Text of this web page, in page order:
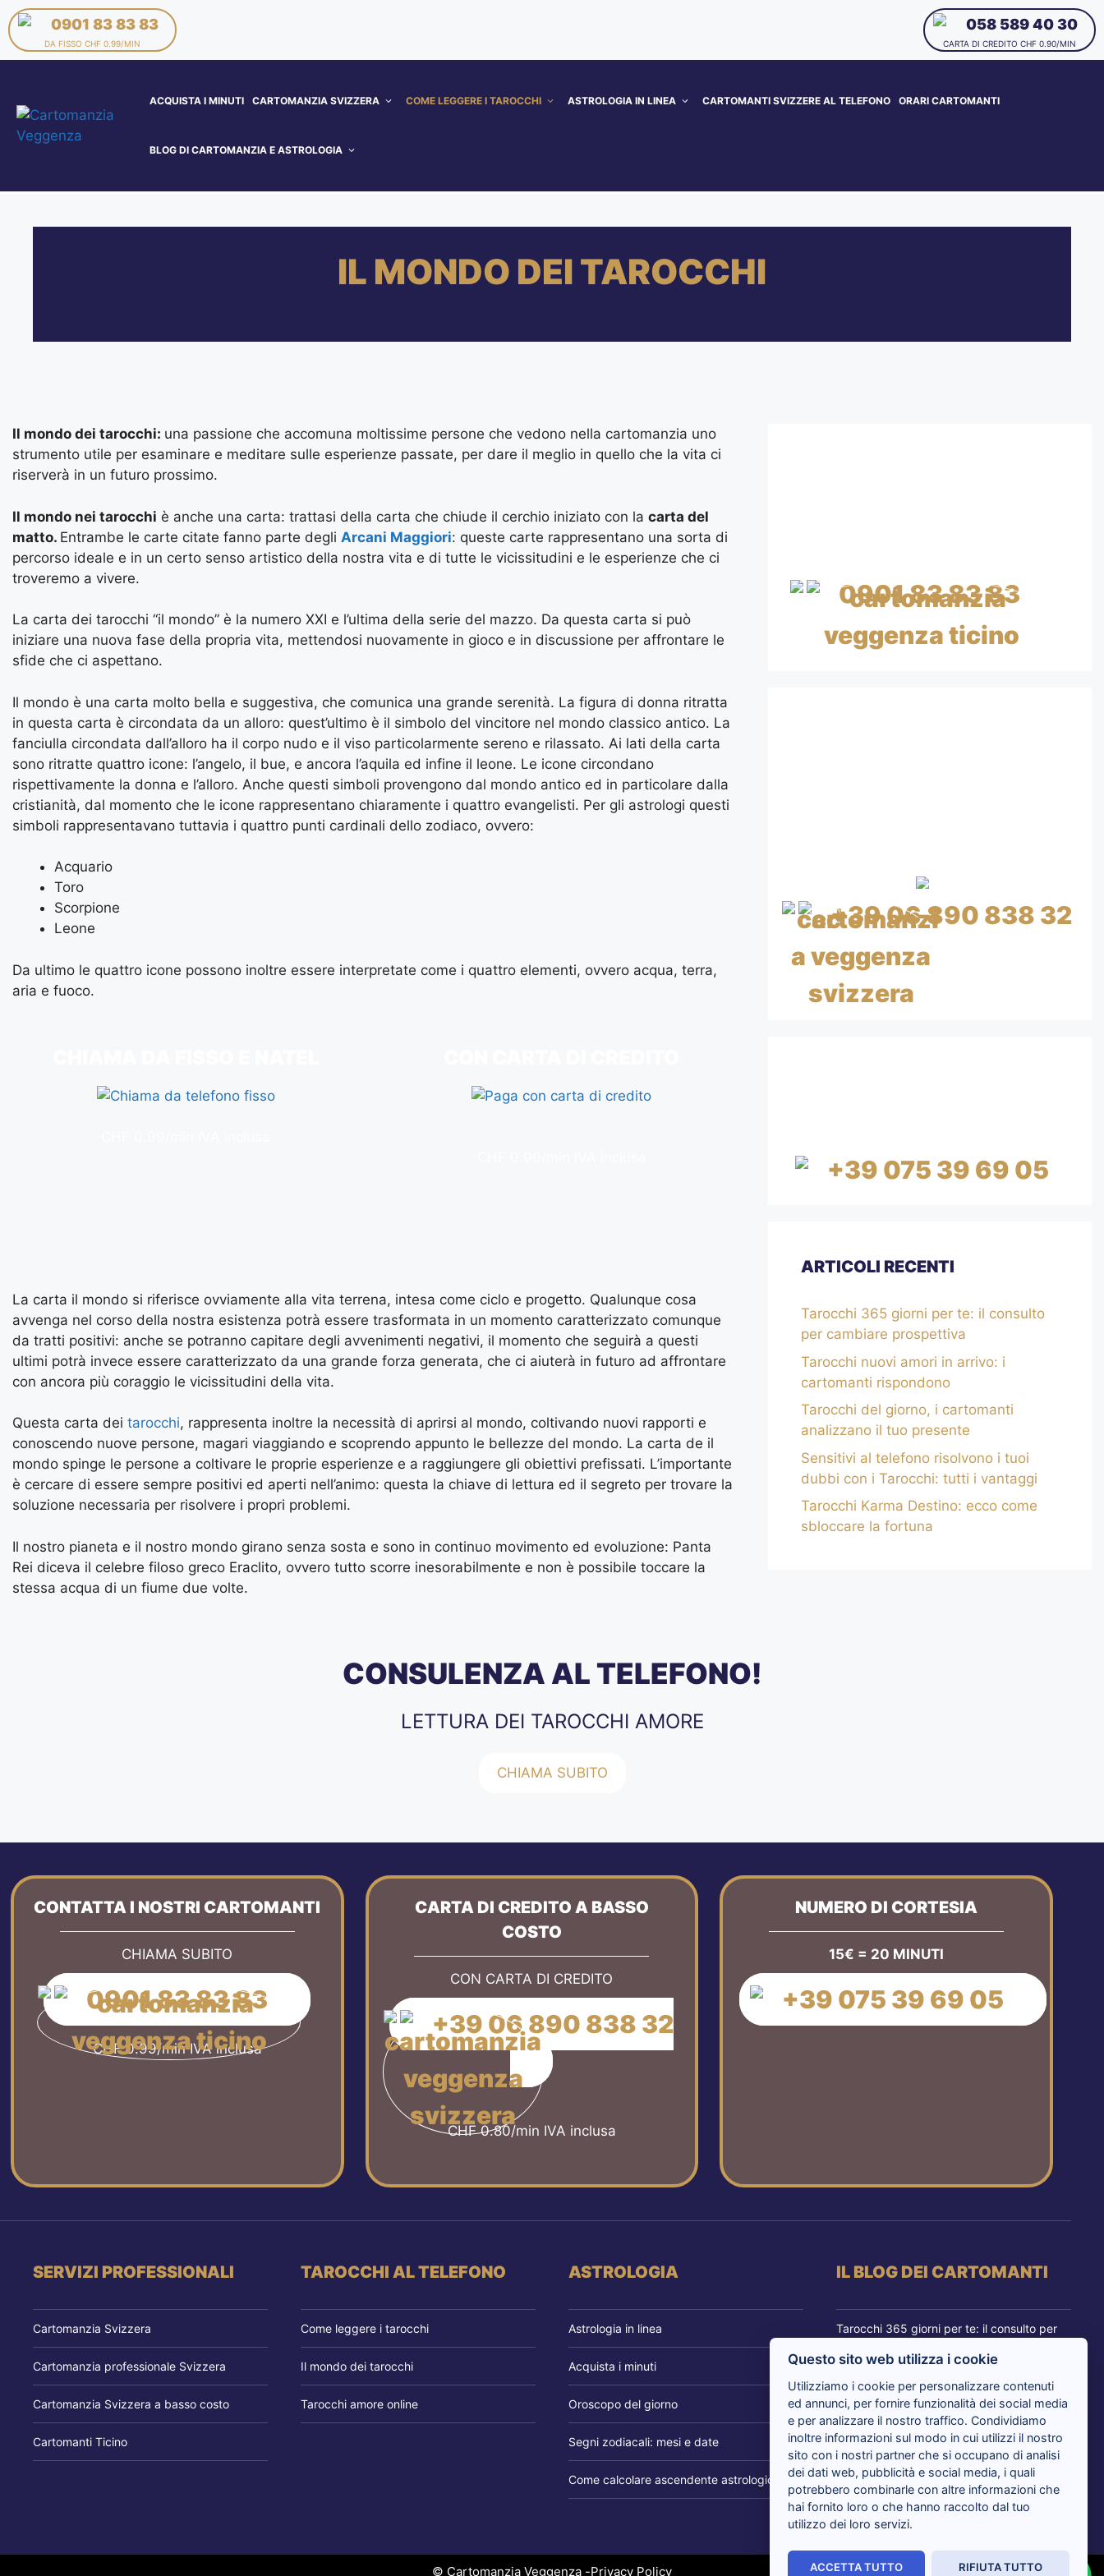
058 589 40 30
CARTA DI CREDITO CHF 0.90/MIN
0901 83 83 83
DA FISSO CHF 0.99/MIN
ACQUISTA I MINUTI CARTOMANZIA SVIZZERA COME LEGGERE I TAROCCHI ASTROLOGIA IN LINEA CARTOMANTI SVIZZERE AL TELEFONO ORARI CARTOMANTI
BLOG DI CARTOMANZIA E ASTROLOGIA
IL MONDO DEI TAROCCHI
Il mondo dei tarocchi: una passione che accomuna moltissime persone che vedono nella cartomanzia uno
strumento utile per esaminare e meditare sulle esperienze passate, per dare il meglio in quello che la vita ci
riserverà in un futuro prossimo.
Il mondo nei tarocchi è anche una carta: trattasi della carta che chiude il cerchio iniziato con la carta del
matto. Entrambe le carte citate fanno parte degli Arcani Maggiori: queste carte rappresentano una sorta di
percorso ideale e in un certo senso artistico della nostra vita e di tutte le vicissitudini e le esperienze che ci
troveremo a vivere.
La carta dei tarocchi “il mondo” è la numero XXI e l’ultima della serie del mazzo. Da questa carta si può
iniziare una nuova fase della propria vita, mettendosi nuovamente in gioco e in discussione per affrontare le
sfide che ci aspettano.
Il mondo è una carta molto bella e suggestiva, che comunica una grande serenità. La figura di donna ritratta
in questa carta è circondata da un alloro: quest’ultimo è il simbolo del vincitore nel mondo classico antico. La
fanciulla circondata dall’alloro ha il corpo nudo e il viso particolarmente sereno e rilassato. Ai lati della carta
sono ritratte quattro icone: l’angelo, il bue, e ancora l’aquila ed infine il leone. Le icone circondano
rispettivamente la donna e l’alloro. Anche questi simboli provengono dal mondo antico ed in particolare dalla
cristianità, dal momento che le icone rappresentano chiaramente i quattro evangelisti. Per gli astrologi questi
simboli rappresentavano tuttavia i quattro punti cardinali dello zodiaco, ovvero:
Acquario
Toro
Scorpione
Leone
Da ultimo le quattro icone possono inoltre essere interpretate come i quattro elementi, ovvero acqua, terra,
aria e fuoco.
La carta il mondo si riferisce ovviamente alla vita terrena, intesa come ciclo e progetto. Qualunque cosa
avvenga nel corso della nostra esistenza potrà essere trasformata in un momento caratterizzato comunque
da tratti positivi: anche se potranno capitare degli avvenimenti negativi, il momento che seguirà a questi
ultimi potrà invece essere caratterizzato da una grande forza generata, che ci aiuterà in futuro ad affrontare
con ancora più coraggio le vicissitudini della vita.
Questa carta dei tarocchi, rappresenta inoltre la necessità di aprirsi al mondo, coltivando nuovi rapporti e
conoscendo nuove persone, magari viaggiando e scoprendo appunto le bellezze del mondo. La carta de il
mondo spinge le persone a coltivare le proprie esperienze e a raggiungere gli obiettivi prefissati. L’importante
è cercare di essere sempre positivi ed aperti nell’animo: questa la chiave di lettura ed il segreto per trovare la
soluzione necessaria per risolvere i propri problemi.
Il nostro pianeta e il nostro mondo girano senza sosta e sono in continuo movimento ed evoluzione: Panta
Rei diceva il celebre filoso greco Eraclito, ovvero tutto scorre inesorabilmente e non è possibile toccare la
stessa acqua di un fiume due volte.
0901 83 83 83
CHF 0.99/min IVA inclusa
+39 06 890 838 32
CHF 0.80/min IVA inclusa
+39 075 39 69 05
ARTICOLI RECENTI
Tarocchi 365 giorni per te: il consulto
per cambiare prospettiva
Tarocchi nuovi amori in arrivo: i
cartomanti rispondono
Tarocchi del giorno, i cartomanti
analizzano il tuo presente
Sensitivi al telefono risolvono i tuoi
dubbi con i Tarocchi: tutti i vantaggi
Tarocchi Karma Destino: ecco come
sbloccare la fortuna
CONSULENZA AL TELEFONO!
LETTURA DEI TAROCCHI AMORE
CHIAMA SUBITO
CONTATTA I NOSTRI CARTOMANTI
CHIAMA SUBITO
0901 83 83 83
CHF 0.99/min IVA inclusa
CARTA DI CREDITO A BASSO
COSTO
CON CARTA DI CREDITO
+39 06 890 838 32
CHF 0.80/min IVA inclusa
NUMERO DI CORTESIA
15€ = 20 MINUTI
+39 075 39 69 05
SERVIZI PROFESSIONALI
Cartomanzia Svizzera
Cartomanzia professionale Svizzera
Cartomanzia Svizzera a basso costo
Cartomanti Ticino
TAROCCHI AL TELEFONO
Come leggere i tarocchi
Il mondo dei tarocchi
Tarocchi amore online
ASTROLOGIA
Astrologia in linea
Acquista i minuti
Oroscopo del giorno
Segni zodiacali: mesi e date
Come calcolare ascendente astrologico
IL BLOG DEI CARTOMANTI
Tarocchi 365 giorni per te: il consulto per
Tarocchi nuovi amori in arrivo: i cartomanti
rispondono
Tarocchi del giorno, i cartomanti analizzano
il tuo presente
Sensitivi al telefono risolvono i tuoi dubbi
con i Tarocchi: tutti i vantaggi
© Cartomanzia Veggenza -Privacy Policy
Questo sito web utilizza i cookie
Utilizziamo i cookie per personalizzare contenuti
ed annunci, per fornire funzionalità dei social media
e per analizzare il nostro traffico. Condividiamo
inoltre informazioni sul modo in cui utilizzi il nostro
sito con i nostri partner che si occupano di analisi
dei dati web, pubblicità e social media, i quali
potrebbero combinarle con altre informazioni che
hai fornito loro o che hanno raccolto dal tuo
utilizzo dei loro servizi.
ACCETTA TUTTO RIFIUTA TUTTO